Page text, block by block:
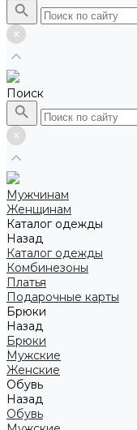
Поиск
Мужчинам
Женщинам
Каталог одежды
Назад
Каталог одежды
Комбинезоны
Платья
Подарочные карты
Брюки
Назад
Брюки
Мужские
Женские
Обувь
Назад
Обувь